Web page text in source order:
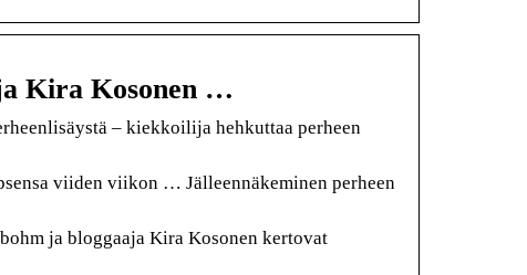
Kira Kosonen …
– kiekkoilija hehkuttaa perheen
viiden viikon … Jälleennäkeminen perheen
ja bloggaaja Kira Kosonen kertovat